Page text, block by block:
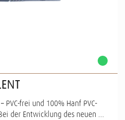
PVC-frei und 100% Hanf PVC-
der Entwicklung des neuen ...